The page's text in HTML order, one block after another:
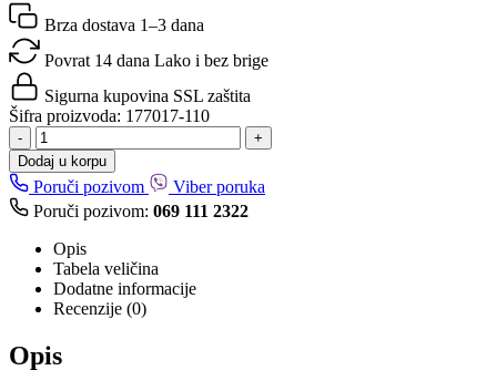
Brza dostava 1–3 dana
Povrat 14 dana Lako i bez brige
Sigurna kupovina SSL zaštita
Šifra proizvoda: 177017-110
-
+
Dodaj u korpu
Poruči pozivom
Viber poruka
Poruči pozivom: 069 111 2322
Opis
Tabela veličina
Dodatne informacije
Recenzije (0)
Opis